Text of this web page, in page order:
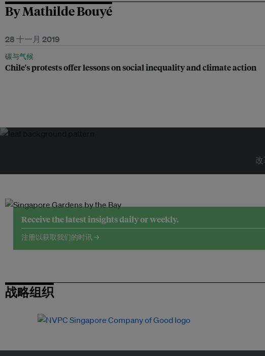
By Mathilde Bouyé
28 十一月 2019
碳与气候
Chile's protests offer lessons on social inequality and climate action
Receive the latest insights daily or weekly.
注册以获取我们的时讯 →
战略组织